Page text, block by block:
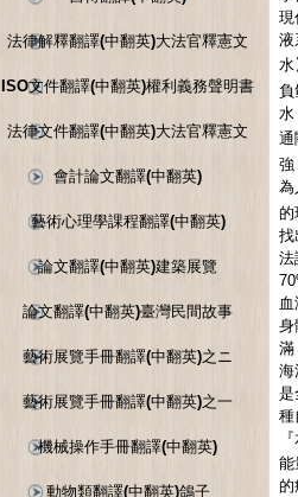
法律解釋翻譯(中翻英)大法官釋憲文
ISO文件翻譯(中翻英)權利義務聲明書
法律文件翻譯(中翻英)大法官釋憲文
會計論文翻譯(中翻英)
藝術心理學課程翻譯(中翻英)
論文翻譯(中翻英)建築展覽
論文翻譯(中翻英)臺灣民間故事
藝術展覽手冊翻譯(中翻英)之ニ
藝術展覽手冊翻譯(中翻英)之一
機械操作手冊翻譯(中翻英)
動物類翻譯(中翻英)鴿子
現
液
水
負
水
通
強
為
的
找
法
身
滿
海
是
種
能
的